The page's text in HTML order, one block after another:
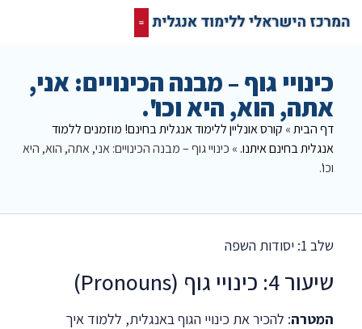
כינויי גוף – מבנה הכינויים: אני,
אתה, הוא, היא וכו'.
דף הבית» קורס אונליין ללימוד אנגלית בחינם! מוזמנים ללמוד
אנגלית בחינם איתנו. » כינויי גוף – מבנה הכינויים: אני, אתה, הוא, היא
וכו'.
שלב 1: יסודות השפה
שיעור 4: כינויי גוף (Pronouns)
המטרה: להכיר את כינויי הגוף באנגלית, ללמוד איך